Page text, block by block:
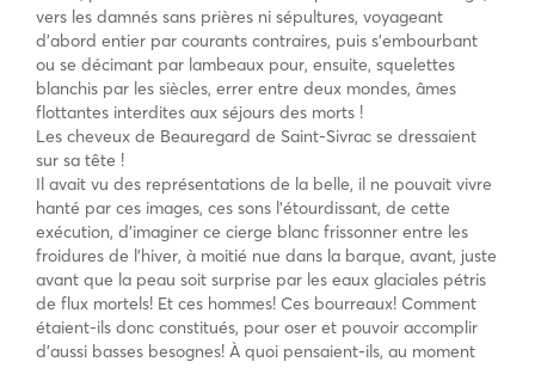
vers les damnés sans prières ni sépultures, voyageant
d’abord entier par courants contraires, puis s’embourbant
ou se décimant par lambeaux pour, ensuite, squelettes
blanchis par les siècles, errer entre deux mondes, âmes
flottantes interdites aux séjours des morts !
Les cheveux de Beauregard de Saint-Sivrac se dressaient
sur sa tête !
Il avait vu des représentations de la belle, il ne pouvait vivre
hanté par ces images, ces sons l’étourdissant, de cette
exécution, d’imaginer ce cierge blanc frissonner entre les
froidures de l’hiver, à moitié nue dans la barque, avant, juste
avant que la peau soit surprise par les eaux glaciales pétris
de flux mortels! Et ces hommes! Ces bourreaux! Comment
étaient-ils donc constitués, pour oser et pouvoir accomplir
d’aussi basses besognes! À quoi pensaient-ils, au moment